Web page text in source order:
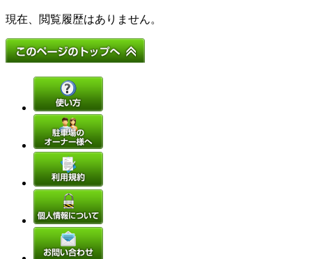
現在、閲覧履歴はありません。